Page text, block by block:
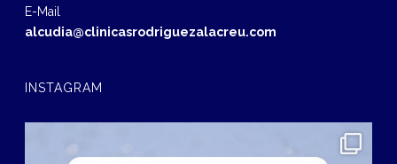
E-Mail
alcudia@clinicasrodriguezalacreu.com
INSTAGRAM